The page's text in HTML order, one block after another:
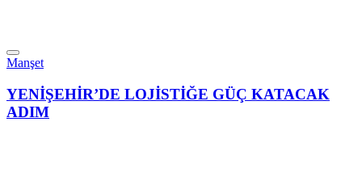
Manşet
YENİŞEHİR’DE LOJİSTİĞE GÜÇ KATACAK
ADIM